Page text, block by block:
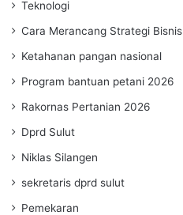
Teknologi
Cara Merancang Strategi Bisnis
Ketahanan pangan nasional
Program bantuan petani 2026
Rakornas Pertanian 2026
Dprd Sulut
Niklas Silangen
sekretaris dprd sulut
Pemekaran